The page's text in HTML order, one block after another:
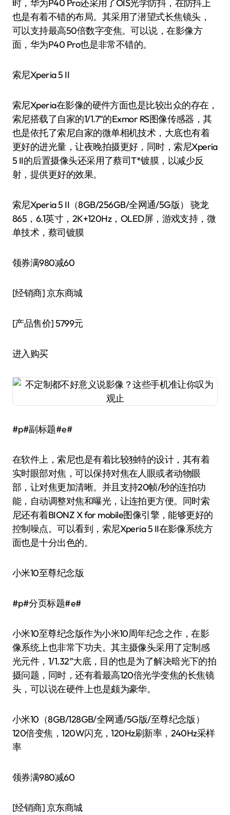
时，华为P40 Pro还采用了OIS光学防抖，在防抖上
也是有着不错的布局。其采用了潜望式长焦镜头，
可以支持最高50倍数字变焦。可以说，在影像方
面，华为P40 Pro也是非常不错的。
索尼Xperia 5 II
索尼Xperia在影像的硬件方面也是比较出众的存在，
索尼搭载了自家的1/1.7”的Exmor RS图像传感器，其
也是依托了索尼自家的微单相机技术，大底也有着
更好的进光量，让夜晚拍摄更好，同时，索尼Xperia
5 II的后置摄像头还采用了蔡司T*镀膜，以减少反
射，提供更好的效果。
索尼Xperia 5 II（8GB/256GB/全网通/5G版） 骁龙
865，6.1英寸，2K+120Hz，OLED屏，游戏支持，微
单技术，蔡司镀膜
领券满980减60
[经销商]京东商城
[产品售价]5799元
进入购买
#p#副标题#e#
在软件上，索尼也是有着比较独特的设计，其有着
实时眼部对焦，可以保持对焦在人眼或者动物眼
部，让对焦更加清晰。并且支持20帧/秒的连拍功
能，自动调整对焦和曝光，让连拍更方便。同时索
尼还有着BIONZ X for mobile图像引擎，能够更好的
控制噪点。可以看到，索尼Xperia 5 II在影像系统方
面也是十分出色的。
小米10至尊纪念版
#p#分页标题#e#
小米10至尊纪念版作为小米10周年纪念之作，在影
像系统上也非常下功夫。其主摄像头采用了定制感
光元件，1/1.32”大底，目的也是为了解决暗光下的拍
摄问题，同时，还有着最高120倍光学变焦的长焦镜
头，可以说在硬件上也是颇为豪华。
小米10（8GB/128GB/全网通/5G版/至尊纪念版）
120倍变焦，120W闪充，120Hz刷新率，240Hz采样
率
领券满980减60
[经销商]京东商城